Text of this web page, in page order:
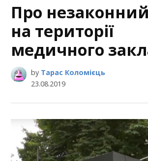
Про
на території
медичного
by Тарас Коломієць
23.08.2019